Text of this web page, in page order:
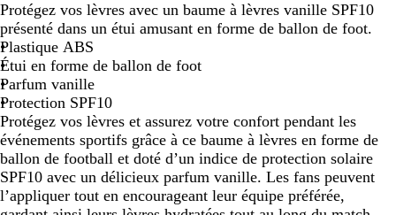
a
n
c
/
n
o
i
r
Protégez vos lèvres avec un baume à lèvres vanille SPF10
présenté dans un étui amusant en forme de ballon de foot.
Plastique ABS
Étui en forme de ballon de foot
Parfum vanille
Protection SPF10
Protégez vos lèvres et assurez votre confort pendant les
événements sportifs grâce à ce baume à lèvres en forme de
ballon de football et doté d’un indice de protection solaire
SPF10 avec un délicieux parfum vanille. Les fans peuvent
l’appliquer tout en encourageant leur équipe préférée,